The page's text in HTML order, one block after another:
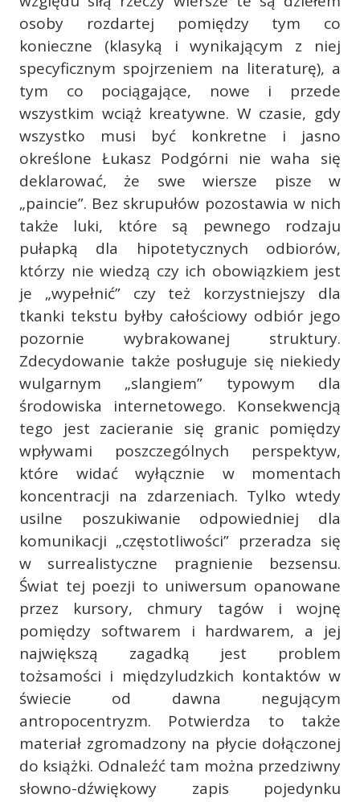
osoby rozdartej pomiędzy tym co
konieczne (klasyką i wynikającym z niej
specyficznym spojrzeniem na literaturę), a
tym co pociągające, nowe i przede
wszystkim wciąż kreatywne. W czasie, gdy
wszystko musi być konkretne i jasno
określone Łukasz Podgórni nie waha się
deklarować, że swe wiersze pisze w
„paincie”. Bez skrupułów pozostawia w nich
także luki, które są pewnego rodzaju
pułapką dla hipotetycznych odbiorów,
którzy nie wiedzą czy ich obowiązkiem jest
je „wypełnić” czy też korzystniejszy dla
tkanki tekstu byłby całościowy odbiór jego
pozornie wybrakowanej struktury.
Zdecydowanie także posługuje się niekiedy
wulgarnym „slangiem” typowym dla
środowiska internetowego. Konsekwencją
tego jest zacieranie się granic pomiędzy
wpływami poszczególnych perspektyw,
które widać wyłącznie w momentach
koncentracji na zdarzeniach. Tylko wtedy
usilne poszukiwanie odpowiedniej dla
komunikacji „częstotliwości” przeradza się
w surrealistyczne pragnienie bezsensu.
Świat tej poezji to uniwersum opanowane
przez kursory, chmury tagów i wojnę
pomiędzy softwarem i hardwarem, a jej
największą zagadką jest problem
tożsamości i międzyludzkich kontaktów w
świecie od dawna negującym
antropocentryzm. Potwierdza to także
materiał zgromadzony na płycie dołączonej
do książki. Odnaleźć tam można przedziwny
słowno-dźwiękowy zapis pojedynku